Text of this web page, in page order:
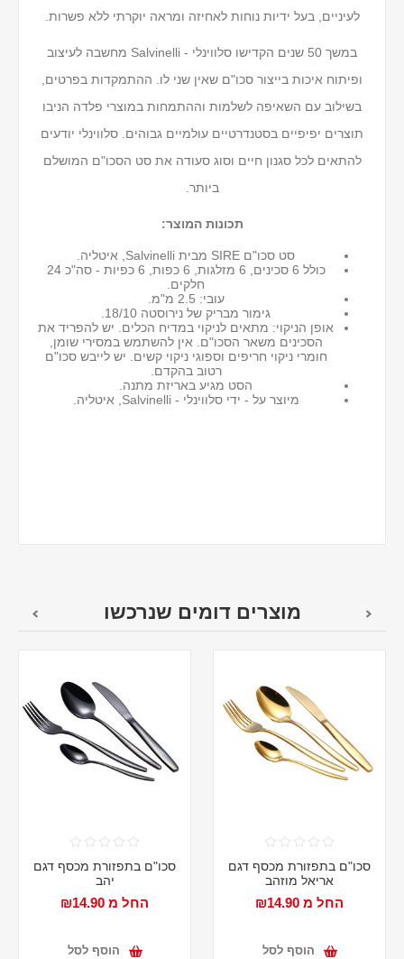
לעיניים, בעל ידיות נוחות לאחיזה ומראה יוקרתי ללא פשרות.
במשך 50 שנים הקדישו סלווינלי - Salvinelli מחשבה לעיצוב
ופיתוח איכות בייצור סכו"ם שאין שני לו. ההתמקדות בפרטים,
בשילוב עם השאיפה לשלמות וההתמחות במוצרי פלדה הניבו
תוצרים יפיפיים בסטנדרטיים עולמיים גבוהים. סלווינלי יודעים
להתאים לכל סגנון חיים וסוג סעודה את סט הסכו"ם המושלם
ביותר.
תכונות המוצר:
סט סכו"ם SIRE מבית Salvinelli, איטליה.
כולל 6 סכינים, 6 מזלגות, 6 כפות, 6 כפיות - סה"כ 24
חלקים.
עובי: 2.5 מ"מ.
גימור מבריק של נירוסטה 18/10.
אופן הניקוי: מתאים לניקוי במדיח הכלים. יש להפריד את
הסכינים משאר הסכו"ם. אין להשתמש במסירי שומן,
חומרי ניקוי חריפים וספוגי ניקוי קשים. יש לייבש סכו"ם
רטוב בהקדם.
הסט מגיע באריזת מתנה.
מיוצר על - ידי סלווינלי - Salvinelli, איטליה.
מוצרים דומים שנרכשו
סכו"ם בתפזורת מכסף דגם
אריאל מוזהב
החל מ ₪14.90
הוסף לסל
סכו"ם בתפזורת מכסף דגם
יהב
החל מ ₪14.90
הוסף לסל